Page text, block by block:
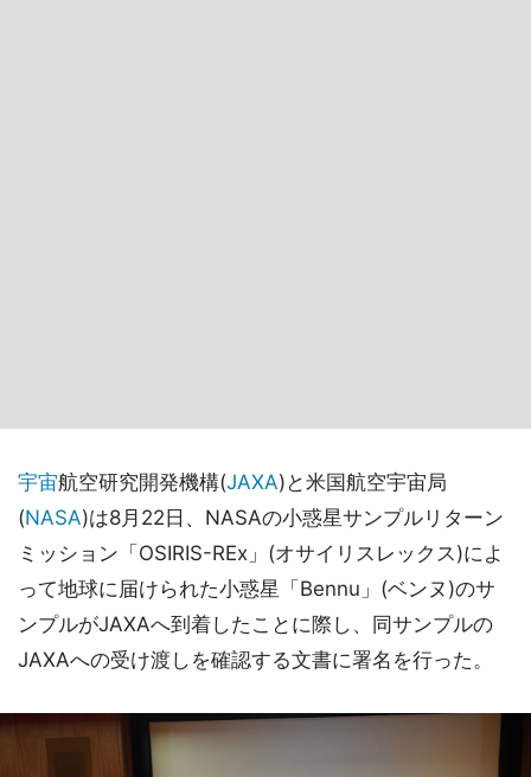
宇宙航空研究開発機構(JAXA)と米国航空宇宙局
(NASA)は8月22日、NASAの小惑星サンプルリターン
ミッション「OSIRIS-REx」(オサイリスレックス)によ
って地球に届けられた小惑星「Bennu」(ベンヌ)のサ
ンプルがJAXAへ到着したことに際し、同サンプルの
JAXAへの受け渡しを確認する文書に署名を行った。